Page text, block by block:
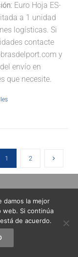
Euro Hoja ES-
a 1 unidad
logísticas. Si
contacte
y
envío en
que necesite.
1 2
damos la mejor
web. Si continúa
de acuerdo.